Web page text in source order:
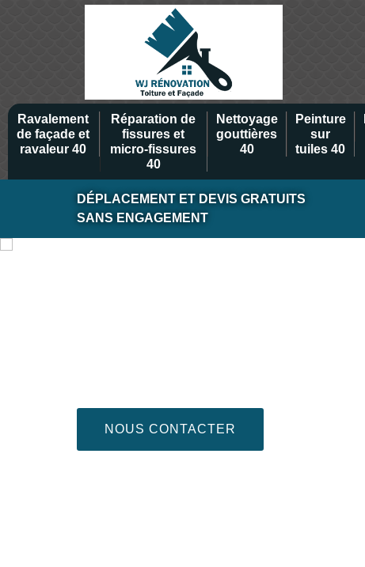
Ravalement
de façade et
ravaleur 40
Réparation de
fissures et
micro-fissures
40
Nettoyage
gouttières
40
Peinture
sur
tuiles 40
DÉPLACEMENT ET DEVIS GRATUITS
SANS ENGAGEMENT
NOUS CONTACTER